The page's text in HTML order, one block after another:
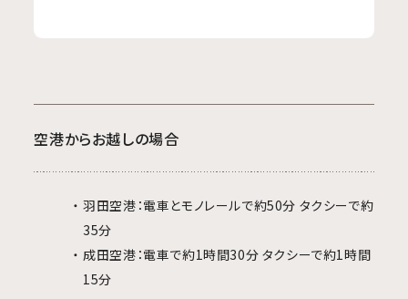
空港からお越しの場合
羽田空港：電車とモノレールで約50分 タクシーで約
35分
成田空港：電車で約1時間30分 タクシーで約1時間
15分